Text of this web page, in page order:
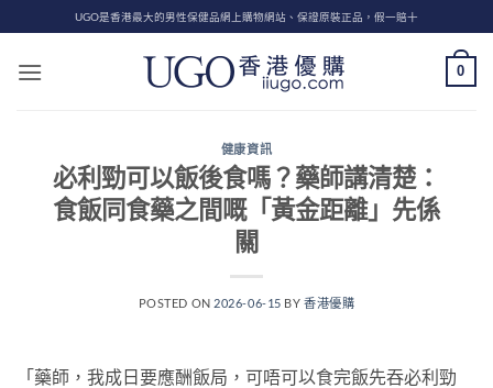
to
content
UGO是香港最大的男性保健品網上購物網站、保證原裝正品，假一賠十
0
健康資訊
必利勁可以飯後食嗎？藥師講清楚：
食飯同食藥之間嘅「黃金距離」先係
關
POSTED ON 2026-06-15 BY香港優購
「藥師，我成日要應酬飯局，可唔可以食完飯先吞必利勁